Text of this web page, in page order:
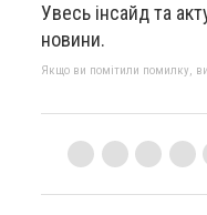
Увесь інсайд та
новини.
Якщо ви помітили помилку,